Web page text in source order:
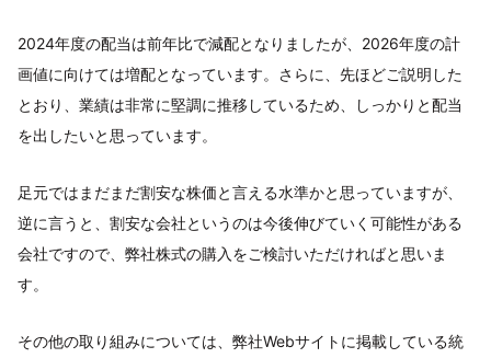
2024年度の配当は前年比で減配となりましたが、2026年度の計
画値に向けては増配となっています。さらに、先ほどご説明した
とおり、業績は非常に堅調に推移しているため、しっかりと配当
を出したいと思っています。
足元ではまだまだ割安な株価と言える水準かと思っていますが、
逆に言うと、割安な会社というのは今後伸びていく可能性がある
会社ですので、弊社株式の購入をご検討いただければと思いま
す。
その他の取り組みについては、弊社Webサイトに掲載している統